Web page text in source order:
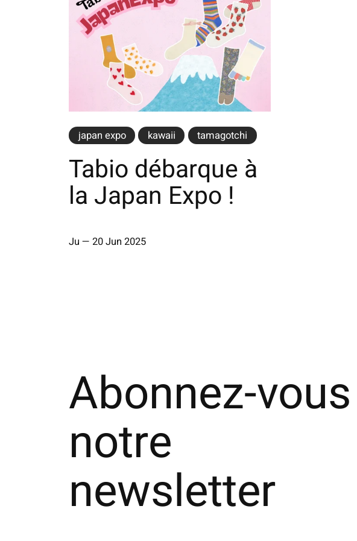
japan expo kawaii tamagotchi
Tabio débarque à
la Japan Expo !
Ju — 20 Jun 2025
Abonnez-
notre
newsletter